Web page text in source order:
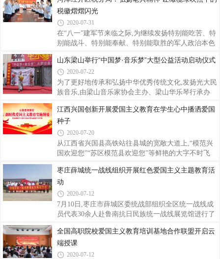
加这个活动使我认识到了,我们从一个教育教育工作者
转变为一个学习者培训的参与者,收获非常
税徽熠熠闪光
2020-07-31
在“八一”建军节来临之际,为继续发扬特别能吃苦、特
别能战斗、特别能奉献、特别能取胜的军人政治本色
集税务所开展“退伍老兵”与青年税干交流会,大家围坐
一起,回顾当年的军旅历程,感慨部队这个“大熔炉”锤
炼了自己坚毅品格。据了解,该税务所共有税务干部14
人,全部为共产党员,其中12人为退伍转业军人。他们
续发扬军人有灵魂、有本事、有血性、有品德的特质,
把使命记在心中,把责任扛在肩上,把工作抓在手里,为
税收事业贡献自己的力量。座谈
山东梁山举行“中国梦·音乐梦”大型公益活动启动仪式
2020-07-22
为了更好地传承和弘扬中华优秀传统文化,发扬光大民
族音乐,由梁山音乐家协会主办、梁山华乐琴行承办
梁山华乐琴行举行。在启动仪式上,梁山音乐家协会主
席张效升在谈到公益活动三年规划时指出,积极沉淀和
推动空灵鼓文化的挖掘和传承是这次活动的重点,并且
以分批次的培养空灵鼓的优秀人才为己任;其二是筹备
空灵鼓大型文化艺术节,通过展示、表演、论坛、短视
力;其三是大力开展各种公益活动,如慰问孤寡老人、
帮助贫困及留守儿童、音乐教师公益
江西兴国创新开展爱国主义教育在学生心中播洒爱国
种子
2020-07-20
从江西省兴国县高铁站往县城的宽敞大道上,“模范兴
国欢迎您”“苏区模范县欢迎您”等鲜艳的大字不时飞
学”“红军桥”“将军园”。“立足红色底蕴 厚植家国情
怀”成为兴国县最靓丽的风景线。兴国是中国著名的
苏区模范县、红军县、中国烈士第一县和誉满中华的
将军县,在这片红色热土上,红色成为这座江南小城的
一大主色调与文化聚光源。近年来,该县充分发挥独特
台,学校唱戏”的全民参与推行新时代爱国主义实施纲
要精神,积极探索出爱国主义教
枣庄薛城统一战线组织开展红色爱国主义主题教育活
动
2020-07-12
7月10日,枣庄市薛城区委统战部组织全区统一战线成
员代表30余人赴鲁南抗日民族统一战线展览馆进行了
线成员们先后参观了鲁南抗日民族统一战线展览馆、
运河支队记忆馆、铁道游击队纪念馆等3个展馆,深入
系统了解了薛城红色文化和历史,细细聆听峥嵘岁月里
全国高职院校爱国主义教育培训基地合作联盟开启云
端授课
2020-07-12